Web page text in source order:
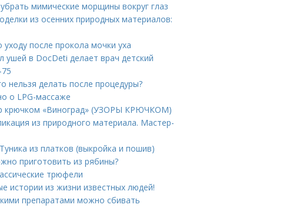
мимические морщины вокруг глаз
из осенних природных материалов:
после прокола мочки уха
в DocDeti делает врач детский
нельзя делать после процедуры?
о LPG-массаже
крючком «Виноград» (УЗОРЫ КРЮЧКОМ)
из природного материала. Мастер-
из платков (выкройка и пошив)
приготовить из рябины?
трюфели
истории из жизни известных людей!
препаратами можно сбивать